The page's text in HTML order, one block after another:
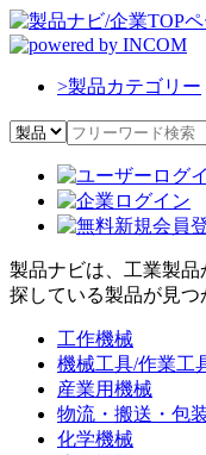
>製品カテゴリー
製品ナビは、工業製品
探している製品が見つ
工作機械
機械工具/作業工
産業用機械
物流・搬送・包
化学機械